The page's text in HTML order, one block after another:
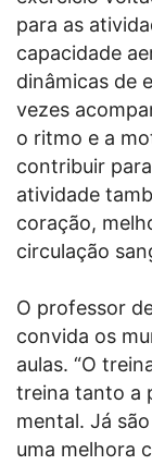
para as
capacidade
dinâmicas de
vezes
o ritmo e a
contribuir
atividade
coração,
circulação
O professor
convida os
aulas. “O
treina tanto a
mental. Já
uma melhora